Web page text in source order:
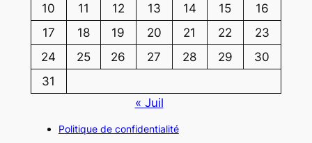
10
11 12 13 14 15
16
17
18 19 20 21 22
23
24
25 26 27 28 29
30
31
« Juil
Politique de confidentialité